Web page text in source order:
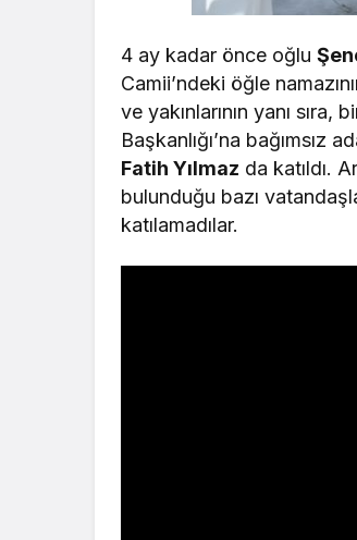
4 ay kadar önce oğlu
Camii’ndeki öğle
ve yakınlarının yanı
Başkanlığı’na bağımsız
Fatih Yılmaz da katıldı.
bulunduğu bazı
katılamadılar.